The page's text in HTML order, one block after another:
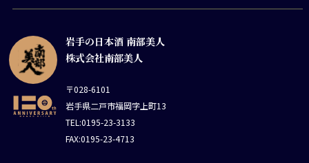
岩手の日本酒 南部美人
株式会社南部美人
〒028-6101
岩手県二戸市福岡字上町13
TEL:0195-23-3133
FAX:0195-23-4713